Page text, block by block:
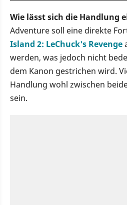
Wie lässt sich die Handlung
Adventure soll eine direkte
Island 2: LeChuck's Revenge
werden, was jedoch nicht
dem Kanon gestrichen wird.
Handlung wohl zwischen
sein.